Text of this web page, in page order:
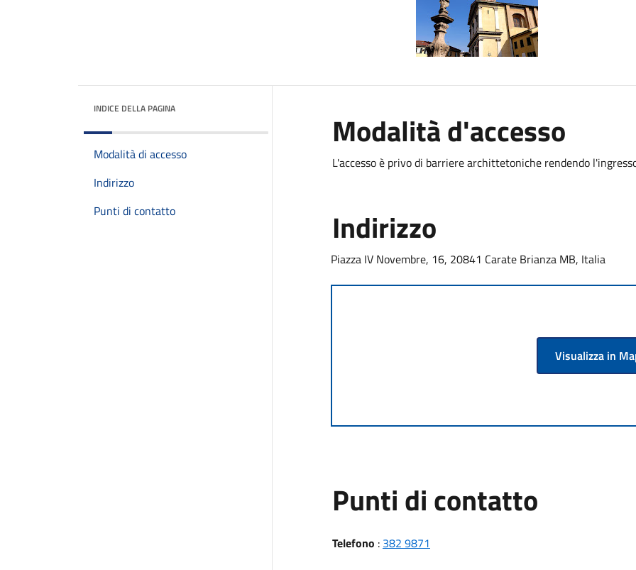
INDICE DELLA PAGINA
Modalità di accesso
Indirizzo
Punti di contatto
Modalità d'accesso
L'accesso è privo di barriere archittetoniche rendendo
Indirizzo
Piazza IV Novembre, 16, 20841 Carate Brianza MB, Italia
Visualizza in
Punti di contatto
Telefono : 382 9871